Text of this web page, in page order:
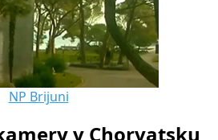
NP Brijuni
v Chorvatsku